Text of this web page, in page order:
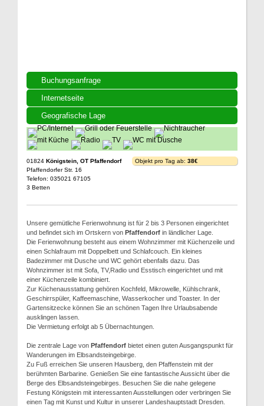
Buchungsanfrage
Internetseite
Geografische Lage
01824 Königstein, OT Pfaffendorf
Pfaffendorfer Str. 16
Telefon: 035021 67105
3 Betten
Objekt pro Tag ab: 38€
Unsere gemütliche Ferienwohnung ist für 2 bis 3 Personen eingerichtet
und befindet sich im Ortskern von Pfaffendorf in ländlicher Lage.
Die Ferienwohnung besteht aus einem Wohnzimmer mit Küchenzeile und
einen Schlafraum mit Doppelbett und Schlafcouch. Ein kleines
Badezimmer mit Dusche und WC gehört ebenfalls dazu. Das
Wohnzimmer ist mit Sofa, TV,Radio und Esstisch eingerichtet und mit
einer Küchenzeile kombiniert.
Zur Küchenausstattung gehören Kochfeld, Mikrowelle, Kühlschrank,
Geschirrspüler, Kaffeemaschine, Wasserkocher und Toaster. In der
Gartensitzecke können Sie an schönen Tagen Ihre Urlaubsabende
ausklingen lassen.
Die Vermietung erfolgt ab 5 Übernachtungen.
Die zentrale Lage von Pfaffendorf bietet einen guten Ausgangspunkt für
Wanderungen im Elbsandsteingebirge.
Zu Fuß erreichen Sie unseren Hausberg, den Pfaffenstein mit der
berühmten Barbarine. Genießen Sie eine fantastische Aussicht über die
Berge des Elbsandsteingebirges. Besuchen Sie die nahe gelegene
Festung Königstein mit interessanten Ausstellungen oder verbringen Sie
einen Tag mit Kunst und Kultur in unserer Landeshauptstadt Dresden.